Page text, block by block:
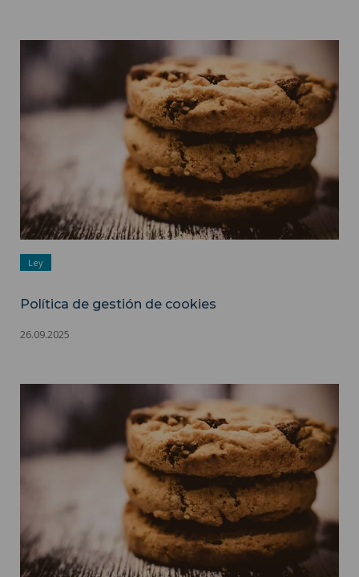
Ley
Política de gestión de cookies
26.09.2025